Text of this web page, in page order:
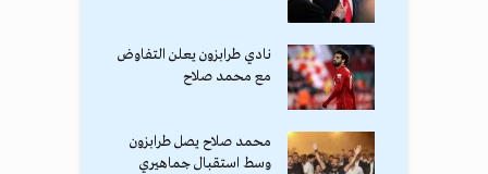
نادي طرابزون يعلن التفاوض
مع محمد صلاح
محمد صلاح يصل طرابزون
وسط استقبال جماهيري